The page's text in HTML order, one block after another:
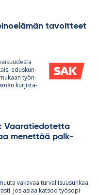
ta­voit­teet
edus­kun­
työn­
kur­jis­ta­
Vaa­ra­tie­do­tetta
me­net­tää palk­
va­ka­vaa tur­val­li­suusuh­kaa
Jos asiaa kat­soo työ­so­pi­